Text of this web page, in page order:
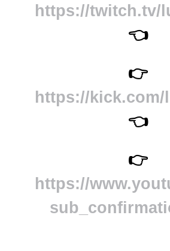
https://twitch.tv/
👈
👉
https://
👈
👉
https://